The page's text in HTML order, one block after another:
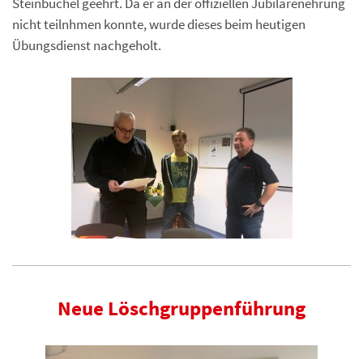
nicht teilnhmen konnte, wurde dieses beim heutigen
Übungsdienst nachgeholt.
Neue Löschgruppenführung